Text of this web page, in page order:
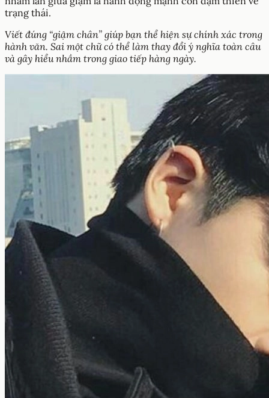
trạng thái.
Viết đúng “giậm chân” giúp bạn thể hiện sự chính xác trong
hành văn. Sai một chữ có thể làm thay đổi ý nghĩa toàn câu
và gây hiểu nhầm trong giao tiếp hàng ngày.